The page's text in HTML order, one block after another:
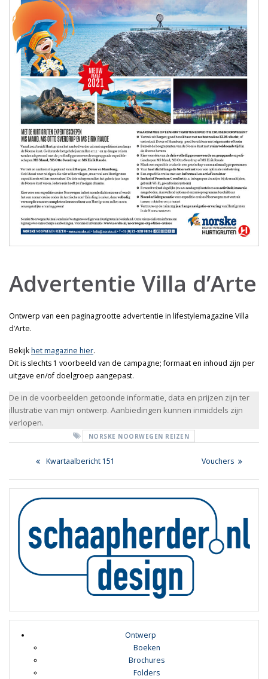
Advertentie Villa d’Arte
Ontwerp van een paginagrootte advertentie in lifestylemagazine Villa
d’Arte.
Bekijkhet magazine hier.
Dit is slechts 1 voorbeeld van de campagne; formaat en inhoud zijn per
uitgave en/of doelgroep aangepast.
De in de voorbeelden getoonde informatie, data en prijzen zijn ter
illustratie van mijn ontwerp. Aanbiedingen kunnen inmiddels zijn
verlopen.
NORSKE NOORWEGEN REIZEN
Bericht
navigatie
Previous
Kwartaalbericht 151
Next
Vouchers
Ontwerp
Boeken
Brochures
Folders